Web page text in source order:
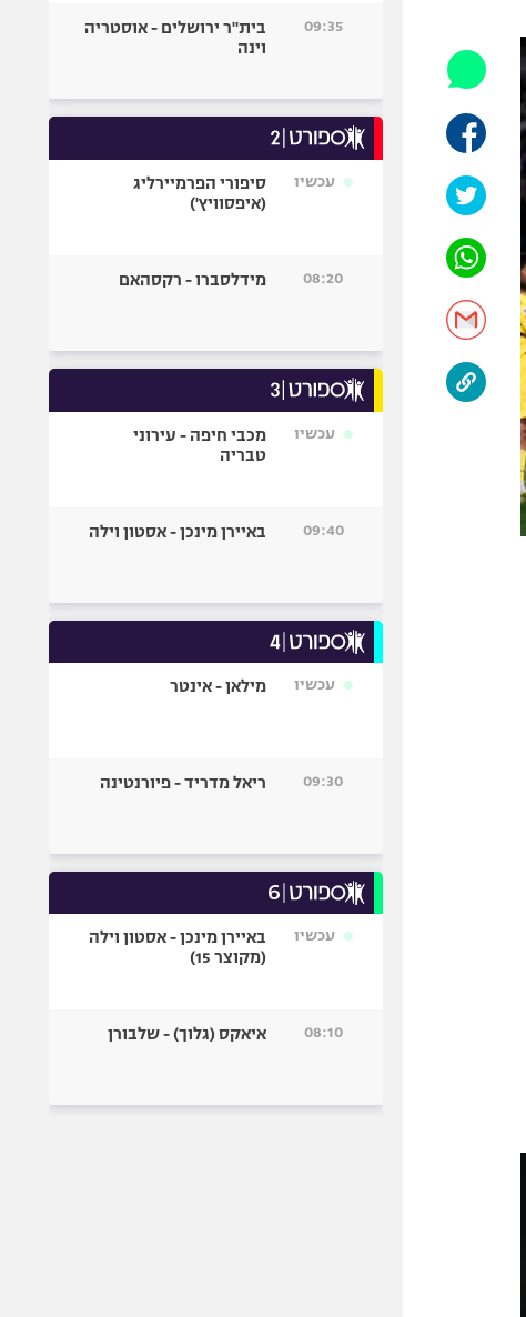
אופניים
כדורמים
פוטבול אמריקאי NFL
ספורט אתגרי
09:35
בית"ר ירושלים - אוסטריה
וינה
עכשיו
סיפורי הפרמיירליג
(איפסוויץ')
08:20 מידלסברו - רקסהאם
עכשיו
מכבי חיפה - עירוני
טבריה
09:40 באיירן מינכן - אסטון וילה
עכשיו מילאן - אינטר
09:30 ריאל מדריד - פיורנטינה
עכשיו
באיירן מינכן - אסטון וילה
(מקוצר 15)
08:10 איאקס (גלוך) - שלבורן